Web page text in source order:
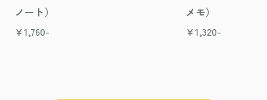
ノート）
¥1,760-
メモ）
¥1,320-